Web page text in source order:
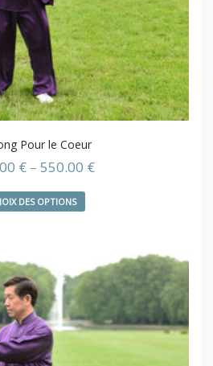
Pour le Coeur
€– 550.00 €
DES OPTIONS